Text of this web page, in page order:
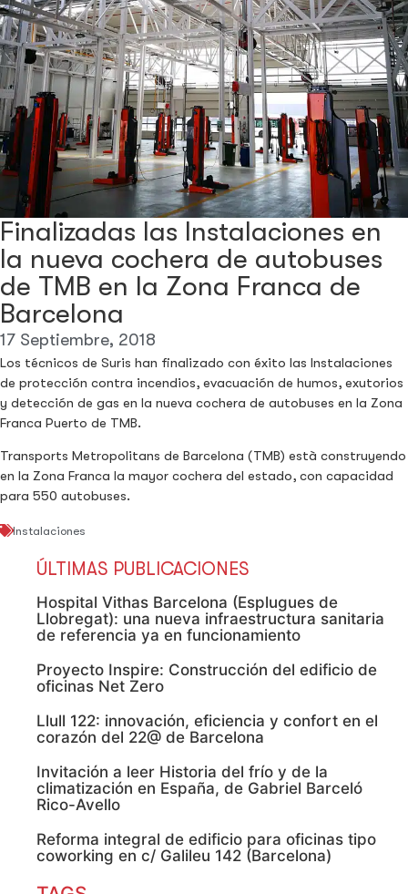
Finalizadas las Instalaciones en
la nueva cochera de autobuses
de TMB en la Zona Franca de
Barcelona
17 Septiembre, 2018
Los técnicos de Suris han finalizado con éxito las Instalaciones
de protección contra incendios, evacuación de humos, exutorios
y detección de gas en la nueva cochera de autobuses en la Zona
Franca Puerto de TMB.
Transports Metropolitans de Barcelona (TMB) està construyendo
en la Zona Franca la mayor cochera del estado, con capacidad
para 550 autobuses.
Instalaciones
ÚLTIMAS PUBLICACIONES
Hospital Vithas Barcelona (Esplugues de
Llobregat): una nueva infraestructura sanitaria
de referencia ya en funcionamiento
Proyecto Inspire: Construcción del edificio de
oficinas Net Zero
Llull 122: innovación, eficiencia y confort en el
corazón del 22@ de Barcelona
Invitación a leer Historia del frío y de la
climatización en España, de Gabriel Barceló
Rico-Avello
Reforma integral de edificio para oficinas tipo
coworking en c/ Galileu 142 (Barcelona)